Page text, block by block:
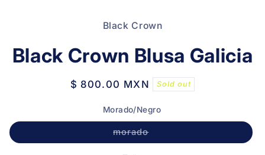
Black Crown
Black Crown Blusa Galicia
Regular
$ 800.00 MXN Sold out
Morado/Negro
moradoVariant